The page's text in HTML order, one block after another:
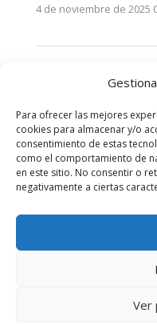
Para ofrecer las mejores
cookies para almacenar y/o
consentimiento de estas
como el comportamiento de
en este sitio. No consentir o
negativamente a ciertas
Ver
4 de noviembre de 2025
stakeholders en
3 de noviembre de 2025